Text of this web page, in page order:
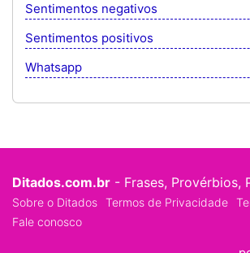
Sentimentos negativos
Sentimentos positivos
Whatsapp
Ditados.com.br - Frases, Provérbios,
Sobre o Ditados Termos de Privacidade
Fale conosco